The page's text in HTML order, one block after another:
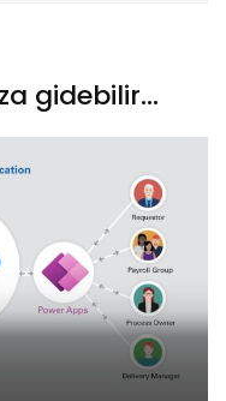
gidebilir...